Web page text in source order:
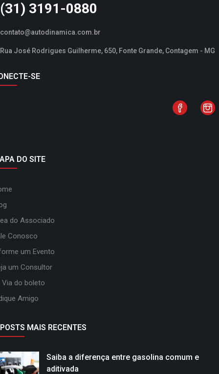
(31) 3191-0880
contato@autodinamica.com.br
Rua José Rodrigues Guilherme, 650, Fonte Grande, Contagem - MG
SE
DO SITE
do Associado
Conosco
um Evento
um Consultor
Via do boleto
Amigo
POSTS MAIS RECENTES
Saiba a diferença entre gasolina comum e
aditivada